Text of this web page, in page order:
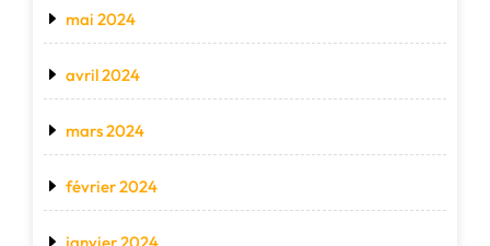
mai 2024
avril 2024
mars 2024
février 2024